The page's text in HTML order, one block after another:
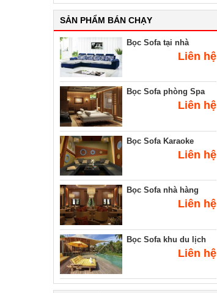
SẢN PHẨM BÁN CHẠY
Bọc Sofa tại nhà
Liên hệ
Bọc Sofa phòng Spa
Liên hệ
Bọc Sofa Karaoke
Liên hệ
Bọc Sofa nhà hàng
Liên hệ
Bọc Sofa khu du lịch
Liên hệ